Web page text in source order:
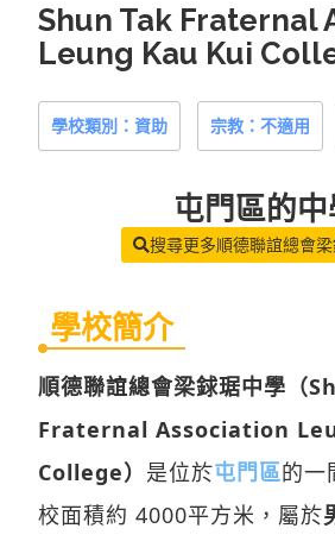
Shun Tak Fraternal
Leung Kau Kui
學校類別：資助 宗教：不適用
屯門區的
搜尋更多順德聯誼總會
學校簡介
順德聯誼總會梁銶琚中學（
Fraternal Association
College） 是位於屯門區的一
校面積約 4000平方米，屬於